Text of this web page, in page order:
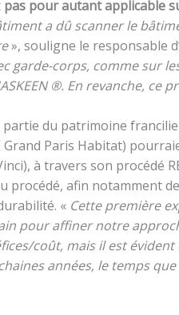
pas pour autant applicable
a dû scanner le
», souligne le responsable
garde-corps, comme sur
®. En revanche, ce
du patrimoine
Grand Paris Habitat)
à travers son procédé
procédé, afin notamment
« Cette première
pour affiner notre
coût, mais il est
années, le temps